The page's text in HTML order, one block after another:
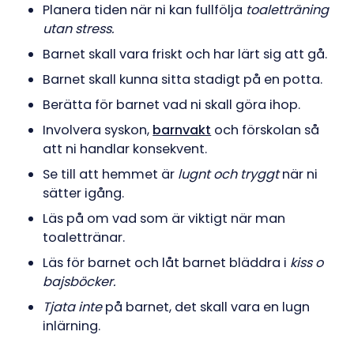
Planera tiden när ni kan fullfölja toaletträning
utan stress.
Barnet skall vara friskt och har lärt sig att gå.
Barnet skall kunna sitta stadigt på en potta.
Berätta för barnet vad ni skall göra ihop.
Involvera syskon, barnvakt och förskolan så
att ni handlar konsekvent.
Se till att hemmet är lugnt och tryggtnär ni
sätter igång.
Läs på om vad som är viktigt när man
toalettränar.
Läs för barnet och låt barnet bläddra i kiss o
bajsböcker.
Tjata intepå barnet, det skall vara en lugn
inlärning.